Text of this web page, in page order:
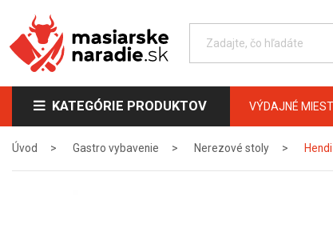
KATEGÓRIE PRODUKTOV VÝDAJNÉ
Úvod Gastro vybavenie Nerezové stoly